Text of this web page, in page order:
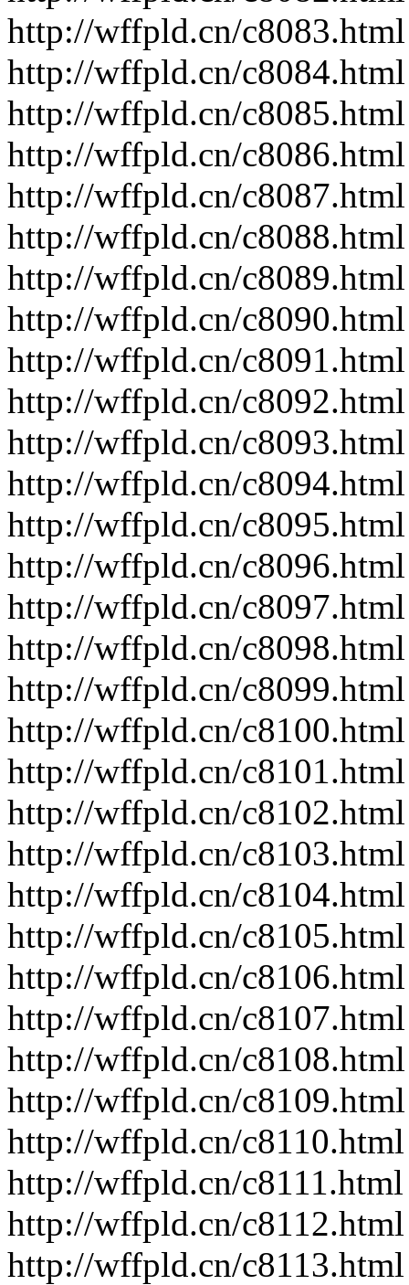
http://wffpld.cn/c8083.html
http://wffpld.cn/c8084.html
http://wffpld.cn/c8085.html
http://wffpld.cn/c8086.html
http://wffpld.cn/c8087.html
http://wffpld.cn/c8088.html
http://wffpld.cn/c8089.html
http://wffpld.cn/c8090.html
http://wffpld.cn/c8091.html
http://wffpld.cn/c8092.html
http://wffpld.cn/c8093.html
http://wffpld.cn/c8094.html
http://wffpld.cn/c8095.html
http://wffpld.cn/c8096.html
http://wffpld.cn/c8097.html
http://wffpld.cn/c8098.html
http://wffpld.cn/c8099.html
http://wffpld.cn/c8100.html
http://wffpld.cn/c8101.html
http://wffpld.cn/c8102.html
http://wffpld.cn/c8103.html
http://wffpld.cn/c8104.html
http://wffpld.cn/c8105.html
http://wffpld.cn/c8106.html
http://wffpld.cn/c8107.html
http://wffpld.cn/c8108.html
http://wffpld.cn/c8109.html
http://wffpld.cn/c8110.html
http://wffpld.cn/c8111.html
http://wffpld.cn/c8112.html
http://wffpld.cn/c8113.html